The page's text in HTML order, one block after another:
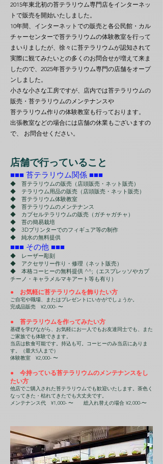
2015年東北初の苔テラリウム専門店をインターネッ
トで販売を開始いたしました。
10年間、インターネットでの販売と各公民館・カル
チャーセンターで苔テラリウムの体験教室を行って
まいりましたが、徐々に苔テラリウムが認知されて
実際に観てみたいとの多くのお問合せが増えて来ま
したので、2025年苔テラリウム専門の店舗をオープ
ンしました。
小さな小さな工房ですが、店内では苔テラリウムの
販売・苔テラリウムのメンテナンスや
苔テラリウム作りの体験教室も行っております。
出張教室などの場合には店舗の休業もございますの
で、 お問合せください。
店舗で行っていること
■■■ 苔テラリウム関係 ■■■
◆ 苔テラリウムの販売（店頭販売・ネット販売）
◆ テラリウム用品の販売（店頭販売・ネット販売）
◆ 苔テラリウム体験教室
◆ 苔テラリウムのメンテナンス
◆ カプセルテラリウムの販売（ガチャガチャ）
◆ 苔の簡易栽培
◆ 3Dプリンターでのフィギュア等の制作
​◆ 純水の無料提供
■■■ その他 ■■■
◆ レーザー彫刻
◆ アクセサリー作り・修理（ネット販売）
◆ 本格コーヒーの無料提供 ^^;（エスプレッソやカプ
チーノ・キャラメルマキアート等も有り）
● お気軽に苔テラリウムを飾りたい方
ご自宅や職場、またはプレゼントにいかがでしょうか。
完成品販売 ¥2,000- 〜
● 苔テラリウムを作ってみたい方
基礎を学びながら、お気軽にお一人でもお友達同士でも、また
ご家族でも体験できます。
当店は飲食可能です。持込も可。コーヒーのみ当店にありま
す。（最大5人まで）
体験教室 ¥2,000- 〜
● 今持っている苔テラリウムのメンテナンスをし
たい方
他店でご購入された苔テラリウムでも歓迎いたします。茶色く
なってきた・枯れてきたでも大丈夫です。
メンテナンス代 ¥1,000- 〜 総入れ替えの場合 ¥2,000-〜